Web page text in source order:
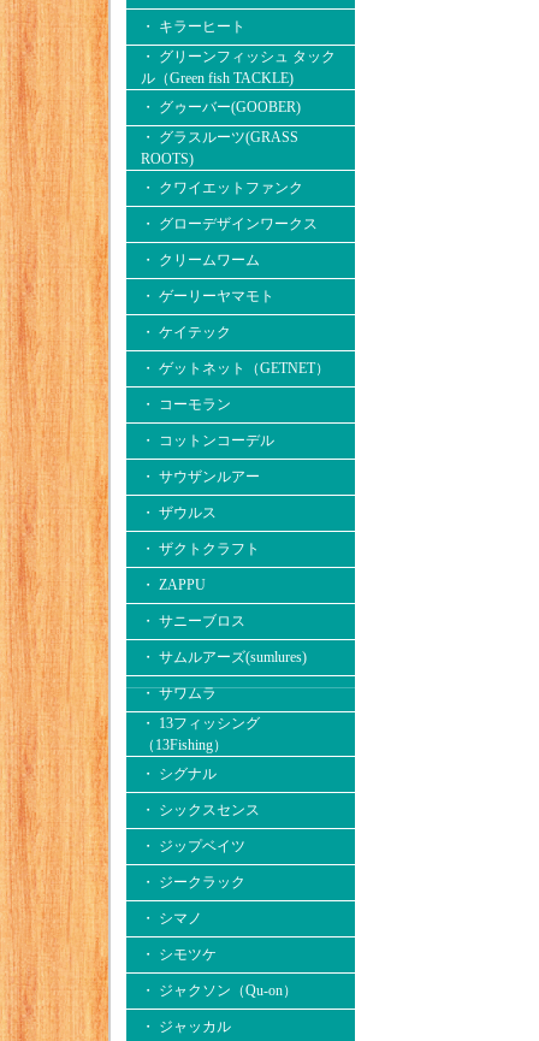
・ キラーヒート
・ グリーンフィッシュ タック
ル（Green fish TACKLE)
・ グゥーバー(GOOBER)
・ グラスルーツ(GRASS
ROOTS)
・ クワイエットファンク
・ グローデザインワークス
・ クリームワーム
・ ゲーリーヤマモト
・ ケイテック
・ ゲットネット（GETNET）
・ コーモラン
・ コットンコーデル
・ サウザンルアー
・ ザウルス
・ ザクトクラフト
・ ZAPPU
・ サニーブロス
・ サムルアーズ(sumlures)
・ サワムラ
・ 13フィッシング
（13Fishing）
・ シグナル
・ シックスセンス
・ ジップベイツ
・ ジークラック
・ シマノ
・ シモツケ
・ ジャクソン（Qu-on）
・ ジャッカル